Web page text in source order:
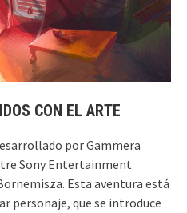
CON EL ARTE
por Gammera
Sony Entertainment
Esta aventura está
personaje, que se introduce